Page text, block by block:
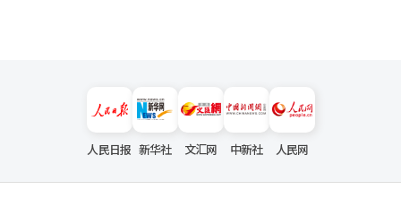
人民日报 新华社 文汇网 中新社 人民网